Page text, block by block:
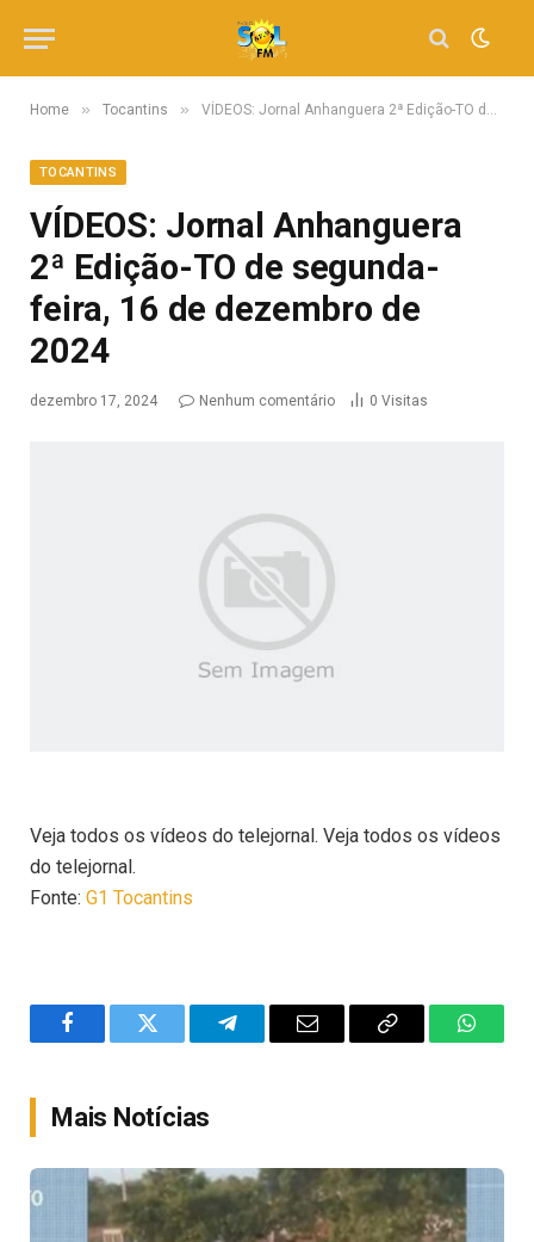
Home » Tocantins » VÍDEOS: Jornal Anhanguera 2ª Edição-TO de segunda-feira, 16 de dezembro de 2024
TOCANTINS
VÍDEOS: Jornal Anhanguera
2ª Edição-TO de segunda-
feira, 16 de dezembro de
2024
dezembro 17, 2024 Nenhum comentário 0 Visitas
Veja todos os vídeos do telejornal. Veja todos os vídeos
do telejornal.
Fonte: G1 Tocantins
FacebookTwitter TelegramEmail
Copy
Mais Notícias